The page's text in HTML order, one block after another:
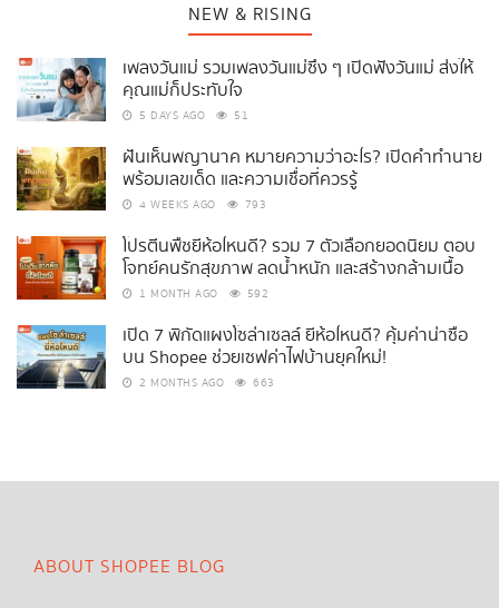
NEW & RISING
เพลงวันแม่ รวมเพลงวันแม่ซึ้ง ๆ เปิดฟังวันแม่ ส่งให้
คุณแม่ก็ประทับใจ
5 DAYS AGO 51
ฝันเห็นพญานาค หมายความว่าอะไร? เปิดคำทำนาย
พร้อมเลขเด็ด และความเชื่อที่ควรรู้
4 WEEKS AGO 793
โปรตีนพืชยี่ห้อไหนดี? รวม 7 ตัวเลือกยอดนิยม ตอบ
โจทย์คนรักสุขภาพ ลดน้ำหนัก และสร้างกล้ามเนื้อ
1 MONTH AGO 592
เปิด 7 พิกัดแผงโซล่าเซลล์ ยี่ห้อไหนดี? คุ้มค่าน่าซื้อ
บน Shopee ช่วยเซฟค่าไฟบ้านยุคใหม่!
2 MONTHS AGO 663
ABOUT SHOPEE BLOG